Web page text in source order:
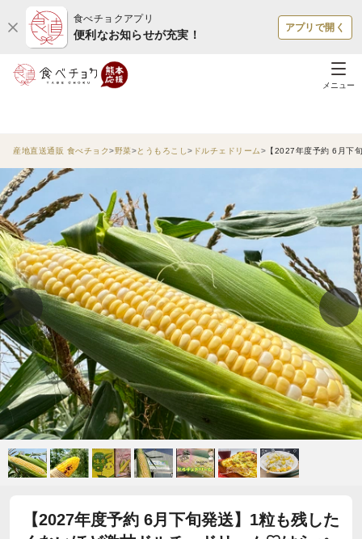
食べチョクアプリ
便利なお知らせが充実！
アプリで開く
メニュー
産地直送通販 食べチョク 野菜 とうもろこし ドルチェドリーム 【2027年度予約 6月下
【2027年度予約 6月下旬発送】1粒も残した